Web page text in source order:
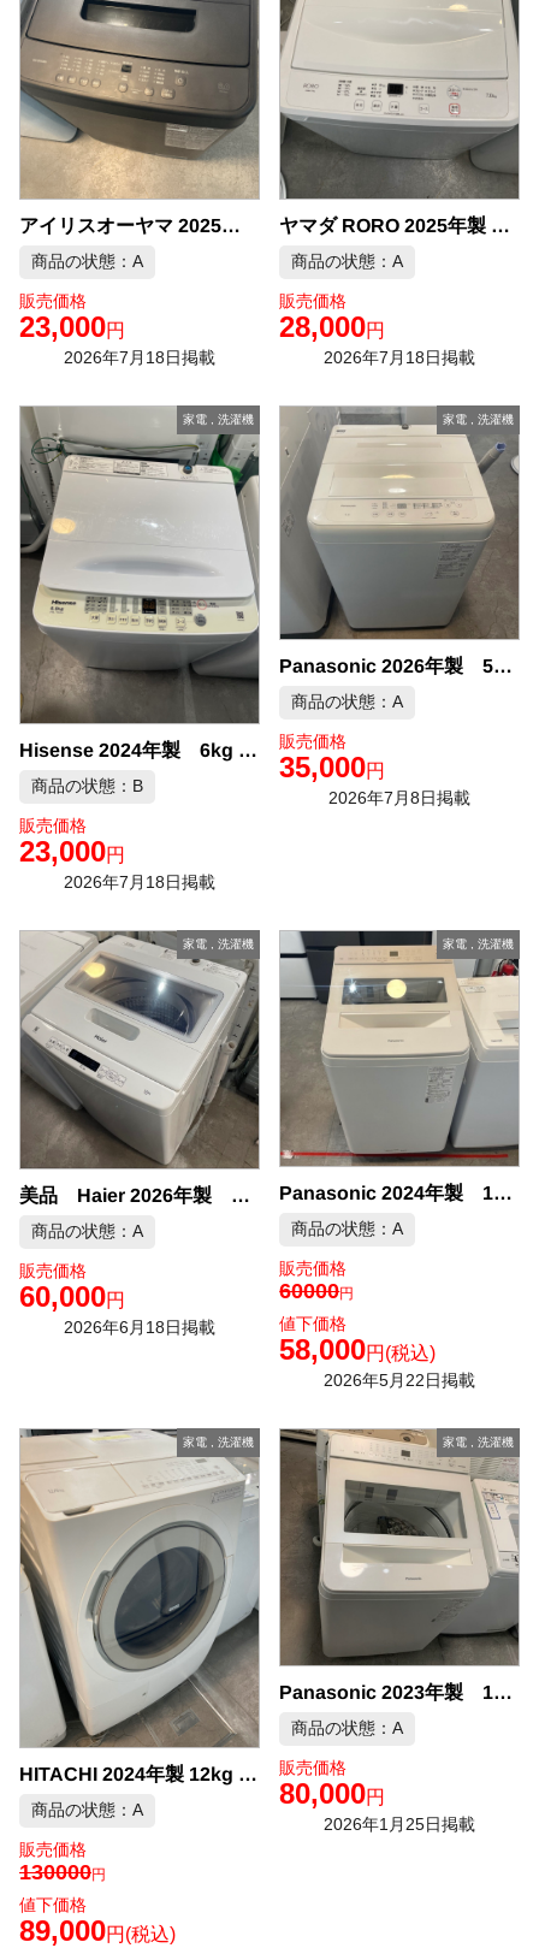
アイリスオーヤマ 2025年製 6.0kg 洗濯機 中古品販売
商品の状態：A
販売価格
23,000円
2026年7月18日掲載
ヤマダ RORO 2025年製 7.0kg 洗濯機 中古品販売
商品の状態：A
販売価格
28,000円
2026年7月18日掲載
家電, 洗濯機
Hisense 2024年製 6kg 洗濯機 中古品販売
商品の状態：B
販売価格
23,000円
2026年7月18日掲載
家電 洗濯機
Panasonic 2026年製 5kg 洗濯機 中古品販売
商品の状態：A
販売価格
35,000円
2026年7月8日掲載
家電, 洗濯機
美品 Haier 2026年製 10kg 洗濯機 中古品販売
商品の状態：A
販売価格
60,000円
2026年6月18日掲載
家電 洗濯機
Panasonic 2024年製 10kg 洗濯機 中古品販売
商品の状態：A
販売価格
60000円
値下価格
58,000円 (税込)
2026年5月22日掲載
家電, 洗濯機
HITACHI 2024年製 12kg ドラム式洗濯機 中古品販売
商品の状態：A
販売価格
130000円
値下価格
89,000円 (税込)
家電 , 洗濯機
Panasonic 2023年製 12kg 全自動洗濯機 中古品販売
商品の状態：A
販売価格
80,000円
2026年1月25日掲載